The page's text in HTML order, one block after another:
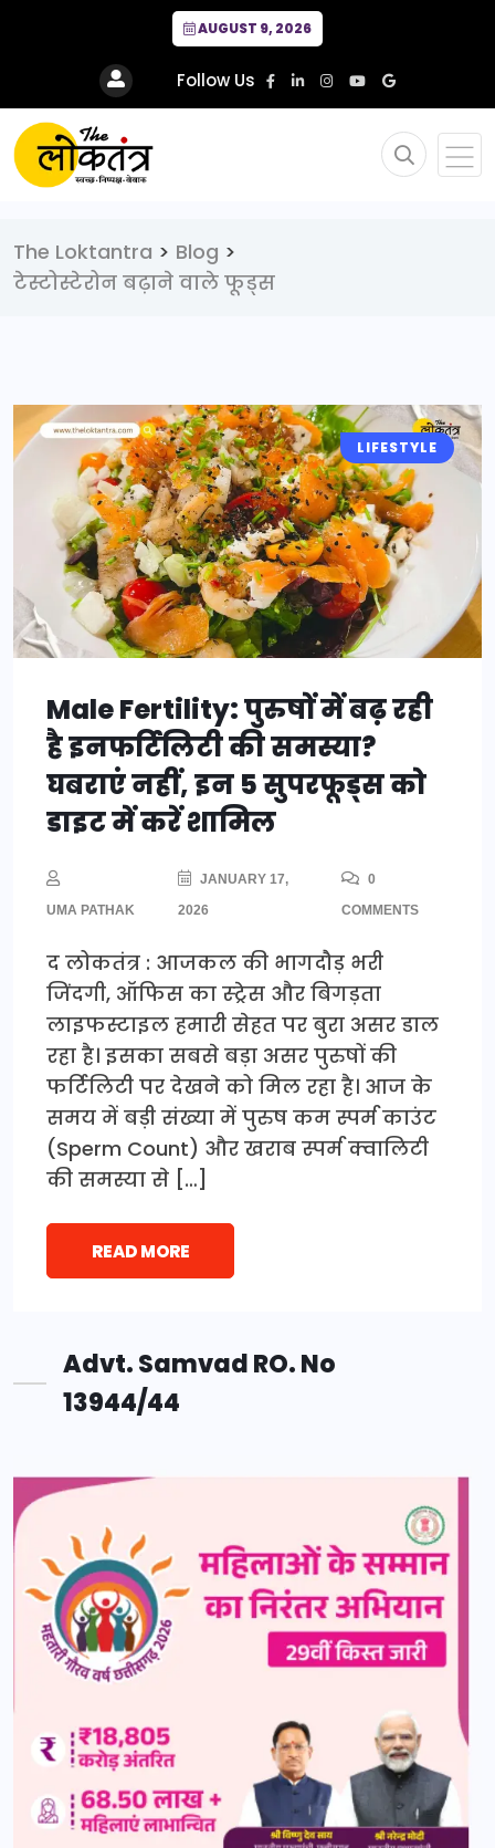
AUGUST 9, 2026
Follow Us
The Loktantra > Blog >
टेस्टोस्टेरोन बढ़ाने वाले फूड्स
LIFESTYLE
Male Fertility: पुरुषों में बढ़ रही
है इनफर्टिलिटी की समस्या?
घबराएं नहीं, इन 5 सुपरफूड्स को
डाइट में करें शामिल
UMA PATHAK
JANUARY 17,
2026
0
COMMENTS
द लोकतंत्र : आजकल की भागदौड़ भरी
जिंदगी, ऑफिस का स्ट्रेस और बिगड़ता
लाइफस्टाइल हमारी सेहत पर बुरा असर डाल
रहा है। इसका सबसे बड़ा असर पुरुषों की
फर्टिलिटी पर देखने को मिल रहा है। आज के
समय में बड़ी संख्या में पुरुष कम स्पर्म काउंट
(Sperm Count) और खराब स्पर्म क्वालिटी
की समस्या से […]
READ MORE
Advt. Samvad RO. No
13944/44